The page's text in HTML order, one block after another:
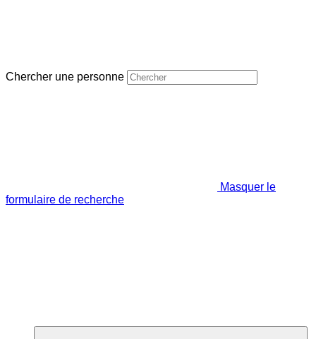
Chercher une personne
Masquer le
formulaire de recherche